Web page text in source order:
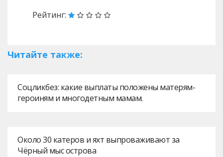
Рейтинг:
Читайте также:
Соцликбез: какие выплаты положены матерям-
героиням и многодетным мамам.
Около 30 катеров и яхт выпроваживают за
Чёрный мыс острова